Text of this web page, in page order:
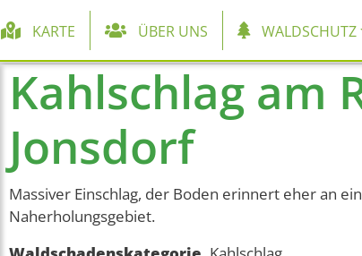
Hauptnavigation
KARTE ÜBER UNS WALDSCHUTZ
Kahlschlag am
Jonsdorf
Massiver Einschlag, der Boden erinnert eher an
Naherholungsgebiet.